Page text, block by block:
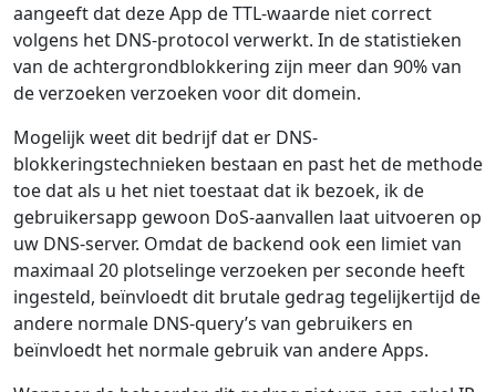
aangeeft dat deze App de TTL-waarde niet correct
volgens het DNS-protocol verwerkt. In de statistieken
van de achtergrondblokkering zijn meer dan 90% van
de verzoeken verzoeken voor dit domein.
Mogelijk weet dit bedrijf dat er DNS-
blokkeringstechnieken bestaan en past het de methode
toe dat als u het niet toestaat dat ik bezoek, ik de
gebruikersapp gewoon DoS-aanvallen laat uitvoeren op
uw DNS-server. Omdat de backend ook een limiet van
maximaal 20 plotselinge verzoeken per seconde heeft
ingesteld, beïnvloedt dit brutale gedrag tegelijkertijd de
andere normale DNS-query’s van gebruikers en
beïnvloedt het normale gebruik van andere Apps.